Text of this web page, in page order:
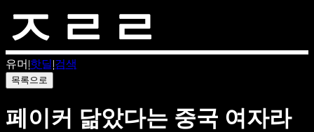
유머 |핫딜|검색
목록으로
페이커 닮았다는 중국 여자라